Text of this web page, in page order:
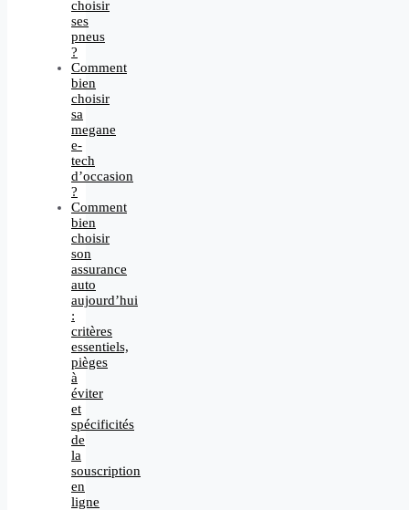
choisir
ses
pneus
?
Comment
bien
choisir
sa
megane
e-
tech
d’occasion
?
Comment
bien
choisir
son
assurance
auto
aujourd’hui
:
critères
essentiels,
pièges
à
éviter
et
spécificités
de
la
souscription
en
ligne